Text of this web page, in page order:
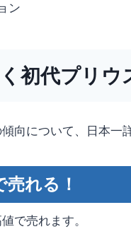
ン
初代プリウ
向について、日本一
れる！
で売れます。